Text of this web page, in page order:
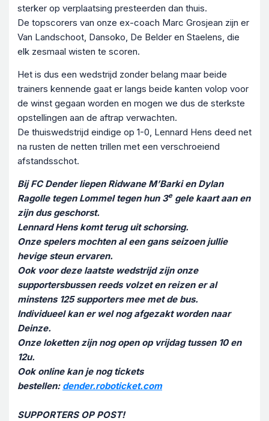
sterker op verplaatsing presteerden dan thuis.
De topscorers van onze ex-coach Marc Grosjean zijn er
Van Landschoot, Dansoko, De Belder en Staelens, die
elk zesmaal wisten te scoren.
Het is dus een wedstrijd zonder belang maar beide
trainers kennende gaat er langs beide kanten volop voor
de winst gegaan worden en mogen we dus de sterkste
opstellingen aan de aftrap verwachten.
De thuiswedstrijd eindige op 1-0, Lennard Hens deed net
na rusten de netten trillen met een verschroeiend
afstandsschot.
Bij FC Dender liepen Ridwane M’Barki en Dylan
Ragolle tegen Lommel tegen hun 3egele kaart aan en
zijn dus geschorst.
Lennard Hens komt terug uit schorsing.
Onze spelers mochten al een gans seizoen jullie
hevige steun ervaren.
Ook voor deze laatste wedstrijd zijn onze
supportersbussen reeds volzet en reizen er al
minstens 125 supporters mee met de bus.
Individueel kan er wel nog afgezakt worden naar
Deinze.
Onze loketten zijn nog open op vrijdag tussen 10 en
12u.
Ook online kan je nog tickets
bestellen: dender.roboticket.com
SUPPORTERS OP POST!